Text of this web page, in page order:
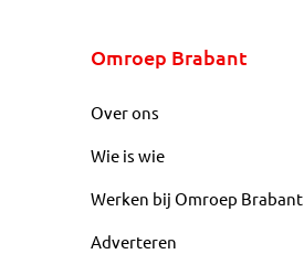
Omroep Brabant
Over ons
Wie is wie
Werken bij Omroep Brabant
Adverteren